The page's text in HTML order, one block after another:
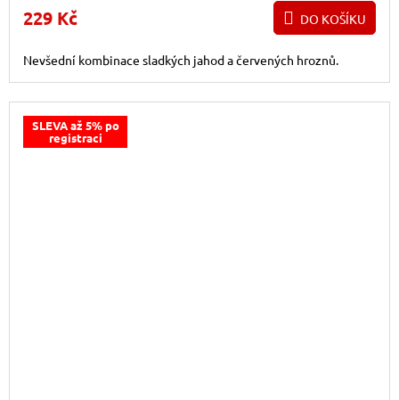
229 Kč DO KOŠÍKU
Nevšední kombinace sladkých jahod a červených hroznů.
SLEVA až 5% po
registraci